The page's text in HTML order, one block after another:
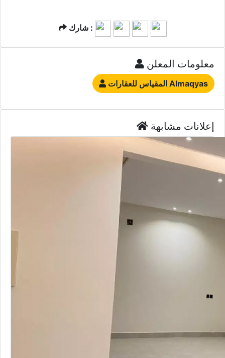
شارك :
معلومات المعلن
المقياس للعقارات Almaqyas
إعلانات مشابهة